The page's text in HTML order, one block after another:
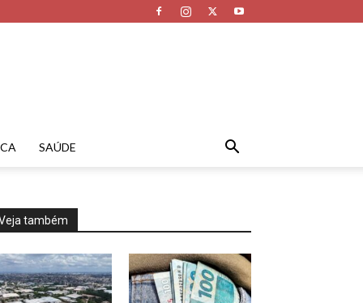
SAÚDE
também